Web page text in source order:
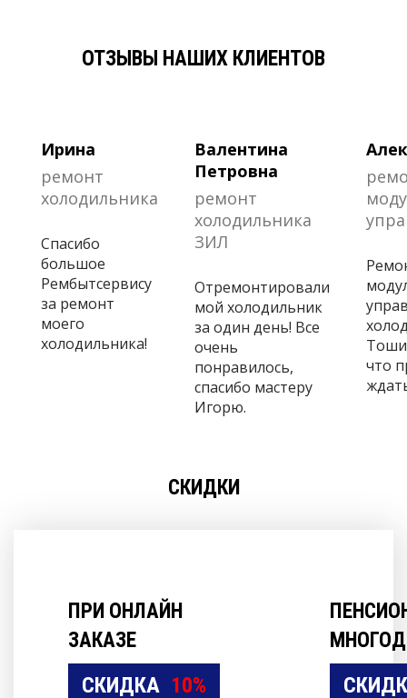
ОТЗЫВЫ НАШИХ КЛИЕНТОВ
Ирина
ремонт
холодильника
Спасибо
большое
Рембытсервису
за ремонт
моего
холодильника!
Валентина
Петровна
ремонт
холодильника
ЗИЛ
Отремонтировали
мой холодильник
за один день! Все
очень
понравилось,
спасибо мастеру
Игорю.
что
СКИДКИ
ПРИ ОНЛАЙН
ЗАКАЗЕ
СКИДКА 10%